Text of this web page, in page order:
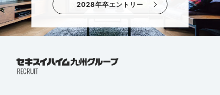
2028年卒エントリー